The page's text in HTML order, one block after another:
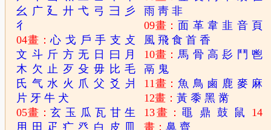
幺 广 廴 廾 弋 弓 彐
彡
彳
04畫：心 戈 戶 手 支 攴
文 斗 斤 方 无 日 曰 月
木 欠 止 歹 殳 毋 比 毛
氏 气 水 火 爪 父 爻 爿
片 牙 牛 犬
05畫：玄 玉 瓜 瓦 甘 生
用
田 疋 疒 癶 白 皮
雨 靑 非
09畫： 面 革 韋 韭 音 頁
風 飛 食 首 香
10畫：馬 骨 高 髟 鬥 鬯
鬲 鬼
11畫：魚 鳥 鹵 鹿 麥 麻
12畫：黃 黍 黑 黹
13畫： 黽 鼎 鼓 鼠
14
畫：鼻 齊